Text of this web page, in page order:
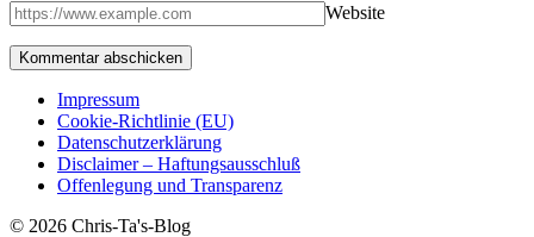
Website
Impressum
Cookie-Richtlinie (EU)
Datenschutzerklärung
Disclaimer – Haftungsausschluß
Offenlegung und Transparenz
© 2026 Chris-Ta's-Blog